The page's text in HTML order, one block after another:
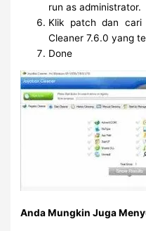
run as administrator.
Klik patch dan cari
Cleaner 7.6.0 yang
Done
Anda Mungkin Juga